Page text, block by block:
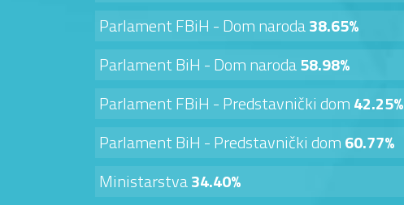
Parlament FBiH - Dom naroda38.65%
Parlament BiH - Dom naroda58.98%
Parlament FBiH - Predstavnički dom42.25%
Parlament BiH - Predstavnički dom60.77%
Ministarstva34.40%